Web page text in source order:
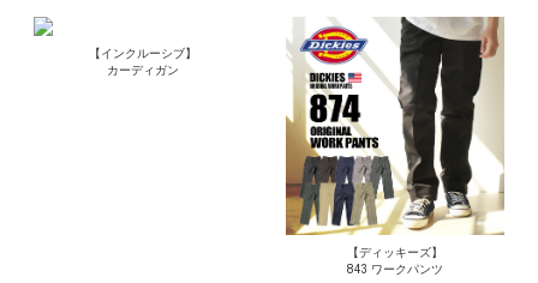
【インクルーシブ】
カーディガン
【ディッキーズ】
843 ワークパンツ